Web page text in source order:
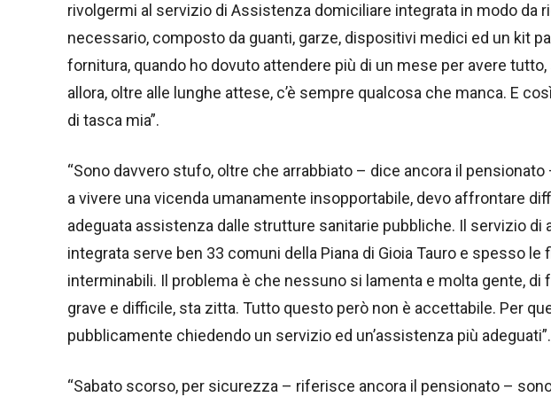
rivolgermi al servizio di Assistenza domiciliare integrata in modo da
necessario, composto da guanti, garze, dispositivi medici ed un kit
fornitura, quando ho dovuto attendere più di un mese per avere
allora, oltre alle lunghe attese, c’è sempre qualcosa che manca. E
di tasca mia”.
“Sono davvero stufo, oltre che arrabbiato – dice ancora il
a vivere una vicenda umanamente insopportabile, devo affrontare
adeguata assistenza dalle strutture sanitarie pubbliche. Il servizio di
integrata serve ben 33 comuni della Piana di Gioia Tauro e spesso
interminabili. Il problema è che nessuno si lamenta e molta gente, di
grave e difficile, sta zitta. Tutto questo però non è accettabile. Per
pubblicamente chiedendo un servizio ed un’assistenza più adeguati”.
“Sabato scorso, per sicurezza – riferisce ancora il pensionato –